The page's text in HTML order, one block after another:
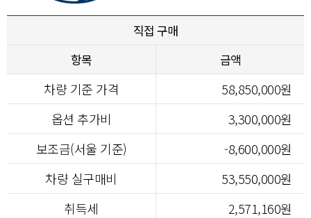
직접 구매
항목
금액
차량 기준 가격
58,850,000원
옵션 추가비
3,300,000원
보조금(서울 기준)
-8,600,000원
차량 실구매비
53,550,000원
취득세
2,571,160원